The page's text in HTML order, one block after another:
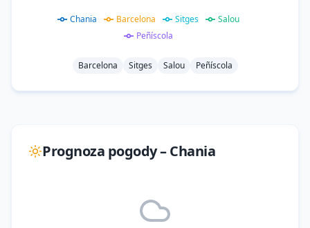
Chania Barcelona Sitges
Salou
Peñíscola
Barcelona Sitges Salou Peñíscola
Prognoza pogody –Chania